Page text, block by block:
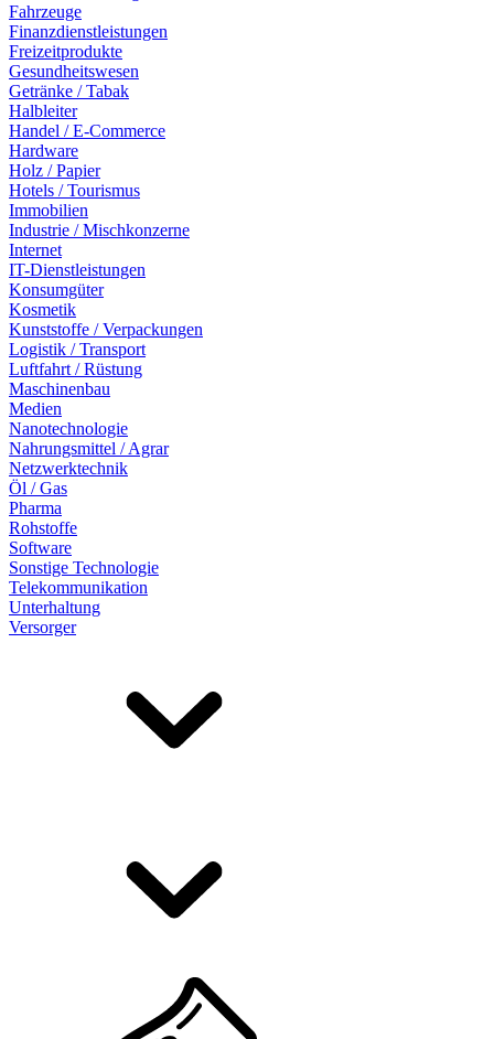
Fahrzeuge
Finanzdienstleistungen
Freizeitprodukte
Gesundheitswesen
Getränke / Tabak
Halbleiter
Handel / E-Commerce
Hardware
Holz / Papier
Hotels / Tourismus
Immobilien
Industrie / Mischkonzerne
Internet
IT-Dienstleistungen
Konsumgüter
Kosmetik
Kunststoffe / Verpackungen
Logistik / Transport
Luftfahrt / Rüstung
Maschinenbau
Medien
Nanotechnologie
Nahrungsmittel / Agrar
Netzwerktechnik
Öl / Gas
Pharma
Rohstoffe
Software
Sonstige Technologie
Telekommunikation
Unterhaltung
Versorger